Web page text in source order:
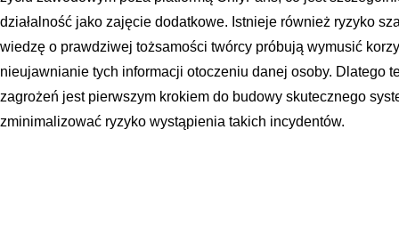
działalność jako zajęcie dodatkowe. Istnieje również ryzyko
wiedzę o prawdziwej tożsamości twórcy próbują wymusić
nieujawnianie tych informacji otoczeniu danej osoby. Dlatego
zagrożeń jest pierwszym krokiem do budowy skutecznego
zminimalizować ryzyko wystąpienia takich incydentów.